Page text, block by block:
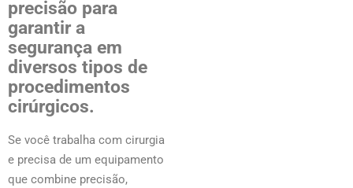
precisão para
garantir a
segurança em
diversos tipos de
procedimentos
cirúrgicos.
Se você trabalha com cirurgia
e precisa de um equipamento
que combine precisão,